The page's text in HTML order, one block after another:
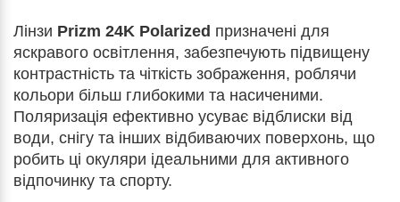
Лінзи Prizm 24K Polarized призначені для
яскравого освітлення, забезпечують підвищену
контрастність та чіткість зображення, роблячи
кольори більш глибокими та насиченими.
Поляризація ефективно усуває відблиски від
води, снігу та інших відбиваючих поверхонь, що
робить ці окуляри ідеальними для активного
відпочинку та спорту.